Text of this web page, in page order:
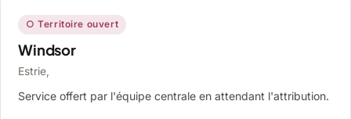
○ Territoire ouvert
Windsor
Estrie,
Service offert par l'équipe centrale en attendant l'attribution.